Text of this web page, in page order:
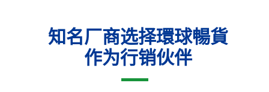
知名厂商选择環球暢貨
作为行销伙伴